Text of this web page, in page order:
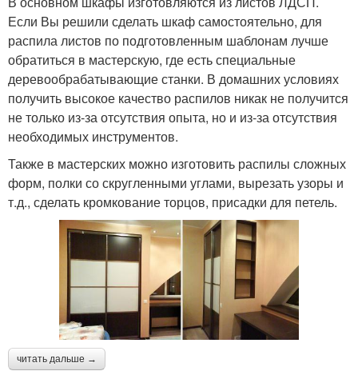
Если Вы решили сделать шкаф самостоятельно, для
распила листов по подготовленным шаблонам лучше
обратиться в мастерскую, где есть специальные
деревообрабатывающие станки. В домашних условиях
получить высокое качество распилов никак не получится
не только из-за отсутствия опыта, но и из-за отсутствия
необходимых инструментов.
Также в мастерских можно изготовить распилы сложных
форм, полки со скругленными углами, вырезать узоры и
т.д., сделать кромкование торцов, присадки для петель.
читать дальше →